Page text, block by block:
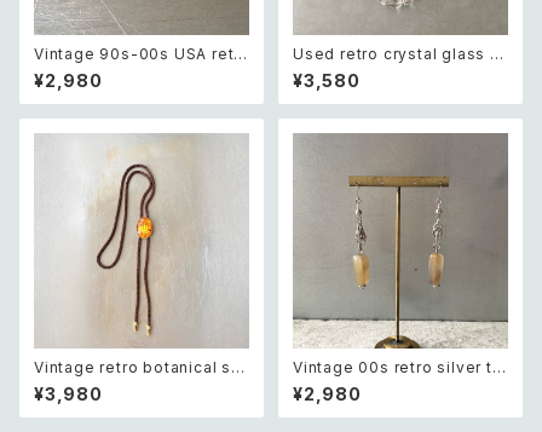
Vintage 90s-00s USA retr
o pink×gold marble beads
bracelet レトロ アメリカ ヴィ
ンテージ アクセサリー ピンク×
¥2,980
Used retro crystal glass b
eads necklace レトロ ユーズ
ド アクセサリー クリスタル ガラ
ス ビーズ ネックレス
¥3,580
Vintage retro botanical sai
ling ship intaglio loop tie
レトロ ヴィンテージ アクセサリ
ー 帆船 デザイン 裏彫り ループ
¥3,980
Vintage 00s retro silver to
ne natural stone agate pie
rce レトロ ヴィンテージ アクセ
サリー シルバー 天然石 アゲー
¥2,980